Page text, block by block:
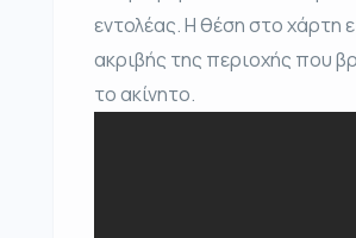
εντολέας. Η θέση στο χάρτη
ακριβής της περιοχής που
το ακίνητο.